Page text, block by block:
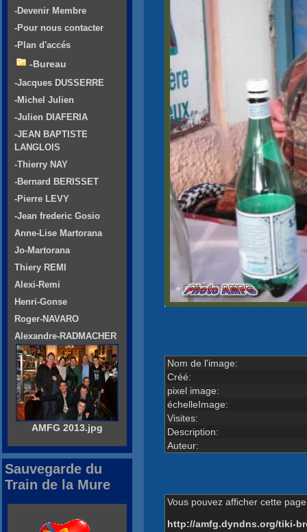
Nom de l'image:
Créé:
pixel image:
échelleImage:
Visites:
Description:
Auteur:
Vous pouvez afficher cette
http://amfg.dyndns.org/tiki-
-Devenir Membre
-Pour nous contacter
-Plan d'accés
-Bureau
-Jacques DUSSERRE
-Michel Julien
-Julien DIAFERIA
-JEAN BAPTISTE
LANGLOIS
-Thierry NAY
-Bernard BERISSET
-Pierre LEVY
-Jean frederic Gosio
Anne-Lise Martorana
Jo-Martorana
Thiery REMI
Alexi-Remi
Henri-Gonse
Roger-NAVARO
Alexandre-RADMACHER
AMFG 2013.jpg
Sauvegarde du
Train de la Mure